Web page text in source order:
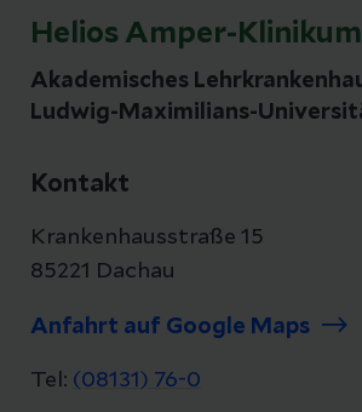
Helios Amper-
Akademisches
Ludwig-Maximilians-
Kontakt
Krankenhausstraße 15
85221 Dachau
Anfahrt auf Google Maps
Tel: (08131) 76-0